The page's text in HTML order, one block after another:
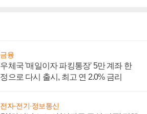
금융
우체국 '매일이자 파킹통장' 5만 계좌 한
정으로 다시 출시, 최고 연 2.0% 금리
전자·전기·정보통신